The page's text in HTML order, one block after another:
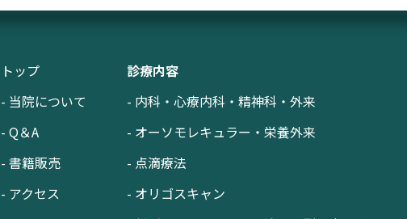
トップ
- 当院について
- Q＆A
- 書籍販売
- アクセス
診療内容
- 内科・心療内科・精神科・外来
- オーソモレキュラー・栄養外来
- 点滴療法
- オリゴスキャン